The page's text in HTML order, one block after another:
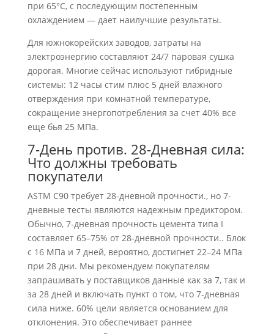
при 65°C, с последующим постепенным
охлаждением — дает наилучшие результаты.
Для южнокорейских заводов, затраты на
электроэнергию составляют 24/7 паровая сушка
дорогая. Многие сейчас используют гибридные
системы: 12 часы стим плюс 5 дней влажного
отверждения при комнатной температуре,
сокращение энергопотребления за счет 40% все
еще бья 25 МПа.
7-День против. 28-Дневная сила:
Что должны требовать
покупатели
ASTM C90 требует 28-дневной прочности., но 7-
дневные тесты являются надежным предиктором.
Обычно, 7-дневная прочность цемента типа I
составляет 65–75% от 28-дневной прочности.. Блок
с 16 МПа и 7 дней, вероятно, достигнет 22–24 МПа
при 28 дни. Мы рекомендуем покупателям
запрашивать у поставщиков данные как за 7, так и
за 28 дней и включать пункт о том, что 7-дневная
сила ниже. 60% цели является основанием для
отклонения. Это обеспечивает раннее